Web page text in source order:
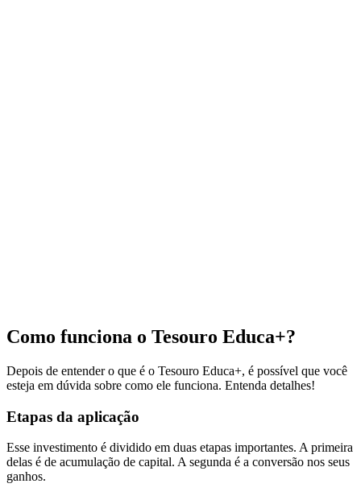
Como funciona o Tesouro Educa+?
Depois de entender o que é o Tesouro Educa+, é possível que você
esteja em dúvida sobre como ele funciona. Entenda detalhes!
Etapas da aplicação
Esse investimento é dividido em duas etapas importantes. A primeira
delas é de acumulação de capital. A segunda é a conversão nos seus
ganhos.